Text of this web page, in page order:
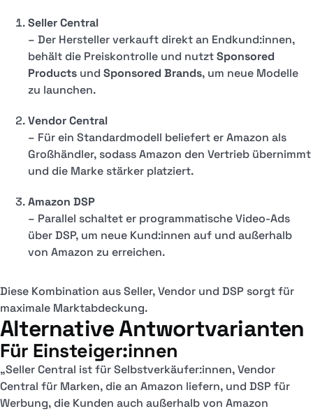
Seller Central
– Der Hersteller verkauft direkt an Endkund:innen,
behält die Preiskontrolle und nutztSponsored
Products und Sponsored Brands, um neue Modelle
zu launchen.
Vendor Central
– Für ein Standardmodell beliefert er Amazon als
Großhändler, sodass Amazon den Vertrieb übernimmt
und die Marke stärker platziert.
Amazon DSP
– Parallel schaltet er programmatische Video-Ads
über DSP, um neue Kund:innen auf und außerhalb
von Amazon zu erreichen.
Diese Kombination aus Seller, Vendor und DSP sorgt für
maximale Marktabdeckung.
Alternative Antwortvarianten
Für Einsteiger:innen
„Seller Central ist für Selbstverkäufer:innen, Vendor
Central für Marken, die an Amazon liefern, und DSP für
Werbung, die Kunden auch außerhalb von Amazon